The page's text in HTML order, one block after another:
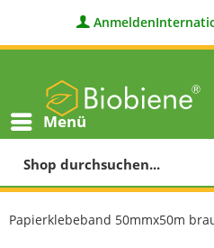
Anmelden
Menü
Papierklebeband 50mmx50m